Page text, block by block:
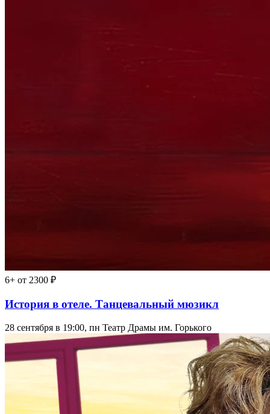
6+ от 2300 ₽
История в отеле. Танцевальный мюзикл
28 сентября в 19:00, пн Театр Драмы им. Горького